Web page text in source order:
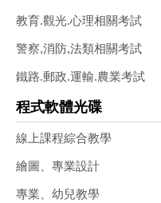
教育.觀光.心理相關考試
警察,消防,法類相關考試
鐵路.郵政.運輸.農業考試
程式軟體光碟
線上課程綜合教學
繪圖、專業設計
專業、幼兒教學